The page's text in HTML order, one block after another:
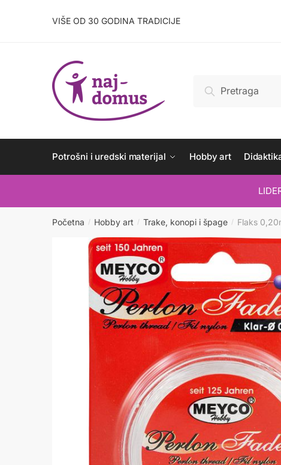
VIŠE OD 30 GODINA TRADICIJE
Pretraži
Potrošni i uredski materijal Hobby art
Početna / Hobby art / Trake, konopi i špage / Flaks